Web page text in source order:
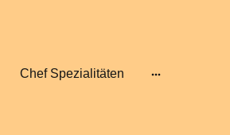
Chef Spezialitäten